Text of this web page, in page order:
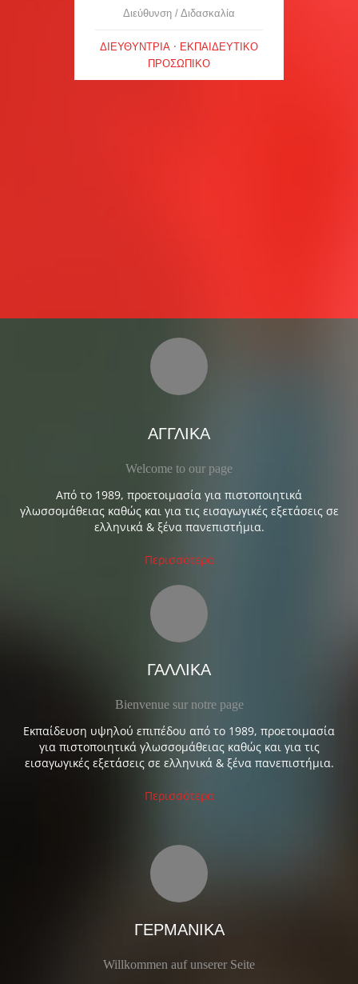
Διεύθυνση / Διδασκαλία
ΔΙΕΥΘΥΝΤΡΙΑ · ΕΚΠΑΙΔΕΥΤΙΚΟ
ΠΡΟΣΩΠΙΚΟ
ΑΓΓΛΙΚΑ
Welcome to our page
Από το 1989, προετοιμασία για πιστοποιητικά
γλωσσομάθειας καθώς και για τις εισαγωγικές εξετάσεις σε
ελληνικά & ξένα πανεπιστήμια.
Περισσότερα
ΓΑΛΛΙΚΑ
Bienvenue sur notre page
Εκπαίδευση υψηλού επιπέδου από το 1989, προετοιμασία
για πιστοποιητικά γλωσσομάθειας καθώς και για τις
εισαγωγικές εξετάσεις σε ελληνικά & ξένα πανεπιστήμια.
Περισσότερα
ΓΕΡΜΑΝΙΚΑ
Willkommen auf unserer Seite